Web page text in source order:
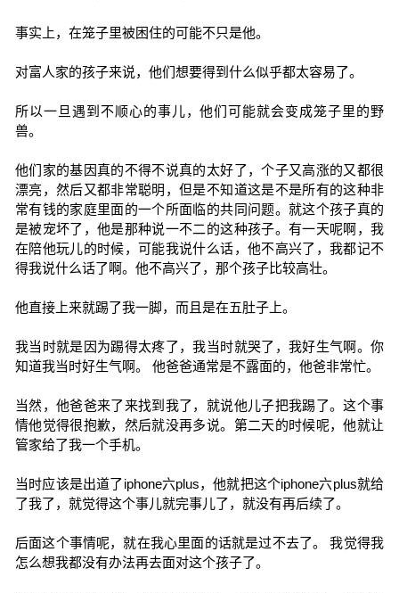
事实上，在笼子里被困住的可能不只是他。
对富人家的孩子来说，他们想要得到什么似乎都太容易了。
所以一旦遇到不顺心的事儿，他们可能就会变成笼子里的野
兽。
他们家的基因真的不得不说真的太好了，个子又高涨的又都很
漂亮，然后又都非常聪明，但是不知道这是不是所有的这种非
常有钱的家庭里面的一个所面临的共同问题。就这个孩子真的
是被宠坏了，他是那种说一不二的这种孩子。有一天呢啊，我
在陪他玩儿的时候，可能我说什么话，他不高兴了，我都记不
得我说什么话了啊。他不高兴了，那个孩子比较高壮。
他直接上来就踢了我一脚，而且是在五肚子上。
我当时就是因为踢得太疼了，我当时就哭了，我好生气啊。你
知道我当时好生气啊。 他爸爸通常是不露面的，他爸非常忙。
当然，他爸爸来了来找到我了，就说他儿子把我踢了。这个事
情他觉得很抱歉，然后就没再多说。第二天的时候呢，他就让
管家给了我一个手机。
当时应该是出道了iphone六plus，他就把这个iphone六plus就给
了我了，就觉得这个事儿就完事儿了，就没有再后续了。
后面这个事情呢，就在我心里面的话就是过不去了。 我觉得我
怎么想我都没有办法再去面对这个孩子了。